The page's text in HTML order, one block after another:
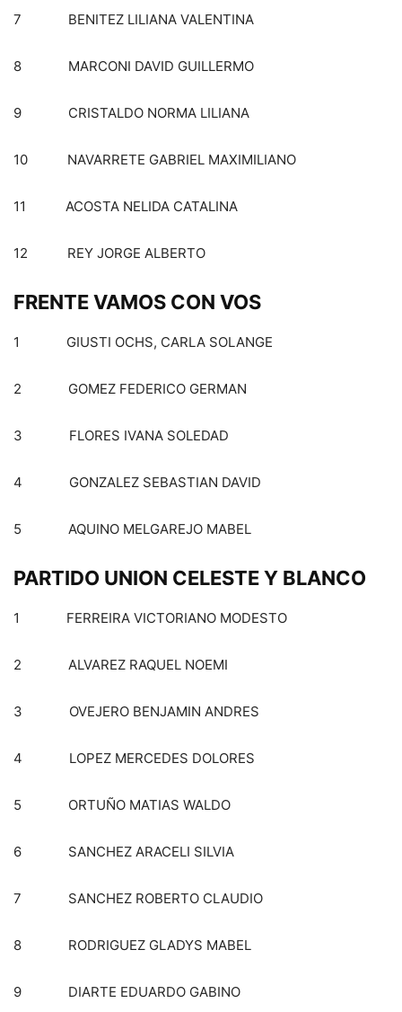
7 BENITEZ LILIANA VALENTINA
8 MARCONI DAVID GUILLERMO
9 CRISTALDO NORMA LILIANA
10 NAVARRETE GABRIEL MAXIMILIANO
11 ACOSTA NELIDA CATALINA
12 REY JORGE ALBERTO
FRENTE VAMOS CON VOS
1 GIUSTI OCHS, CARLA SOLANGE
2 GOMEZ FEDERICO GERMAN
3 FLORES IVANA SOLEDAD
4 GONZALEZ SEBASTIAN DAVID
5 AQUINO MELGAREJO MABEL
PARTIDO UNION CELESTE Y BLANCO
1 FERREIRA VICTORIANO MODESTO
2 ALVAREZ RAQUEL NOEMI
3 OVEJERO BENJAMIN ANDRES
4 LOPEZ MERCEDES DOLORES
5 ORTUÑO MATIAS WALDO
6 SANCHEZ ARACELI SILVIA
7 SANCHEZ ROBERTO CLAUDIO
8 RODRIGUEZ GLADYS MABEL
9 DIARTE EDUARDO GABINO